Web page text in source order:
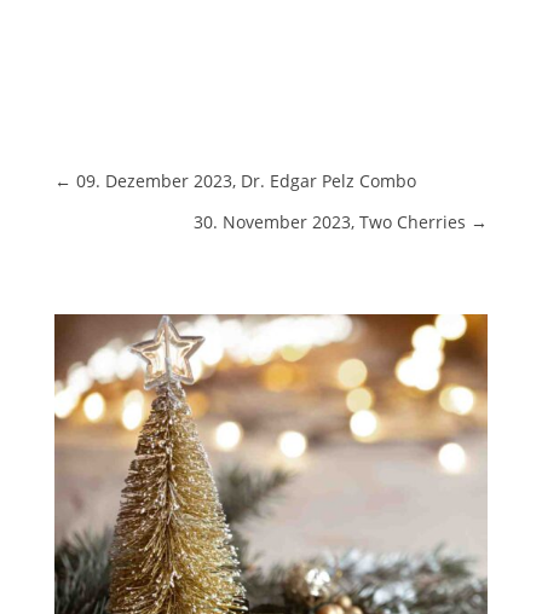
← 09. Dezember 2023, Dr. Edgar Pelz Combo
30. November 2023, Two Cherries →